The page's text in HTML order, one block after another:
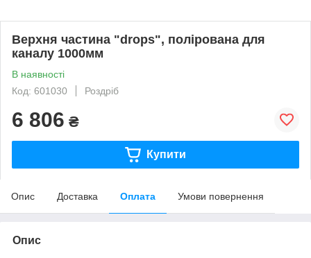
Верхня частина "drops", полірована для
каналу 1000мм
В наявності
Код: 601030
Роздріб
6 806 ₴
Купити
Опис Доставка Оплата Умови повернення
Опис